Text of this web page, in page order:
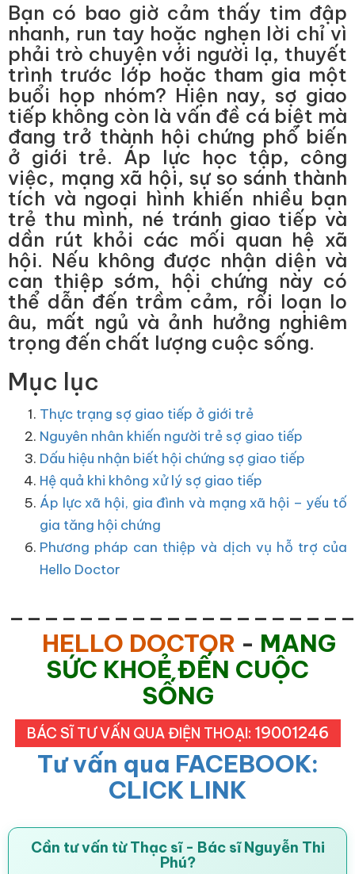
Bạn có bao giờ cảm thấy tim đập
nhanh, run tay hoặc nghẹn lời chỉ vì
phải trò chuyện với người lạ, thuyết
trình trước lớp hoặc tham gia một
buổi họp nhóm? Hiện nay, sợ giao
tiếp không còn là vấn đề cá biệt mà
đang trở thành hội chứng phổ biến
ở giới trẻ. Áp lực học tập, công
việc, mạng xã hội, sự so sánh thành
tích và ngoại hình khiến nhiều bạn
trẻ thu mình, né tránh giao tiếp và
dần rút khỏi các mối quan hệ xã
hội. Nếu không được nhận diện và
can thiệp sớm, hội chứng này có
thể dẫn đến trầm cảm, rối loạn lo
âu, mất ngủ và ảnh hưởng nghiêm
trọng đến chất lượng cuộc sống.
Mục lục
Thực trạng sợ giao tiếp ở giới trẻ
Nguyên nhân khiến người trẻ sợ giao tiếp
Dấu hiệu nhận biết hội chứng sợ giao tiếp
Hệ quả khi không xử lý sợ giao tiếp
Áp lực xã hội, gia đình và mạng xã hội – yếu tố
gia tăng hội chứng
Phương pháp can thiệp và dịch vụ hỗ trợ của
Hello Doctor
HELLO DOCTOR - MANG
SỨC KHOẺ ĐẾN CUỘC
SỐNG
BÁC SĨ TƯ VẤN QUA ĐIỆN THOẠI: 19001246
Tư vấn qua FACEBOOK:
CLICK LINK
Cần tư vấn từ Thạc sĩ - Bác sĩ Nguyễn Thi
Phú?